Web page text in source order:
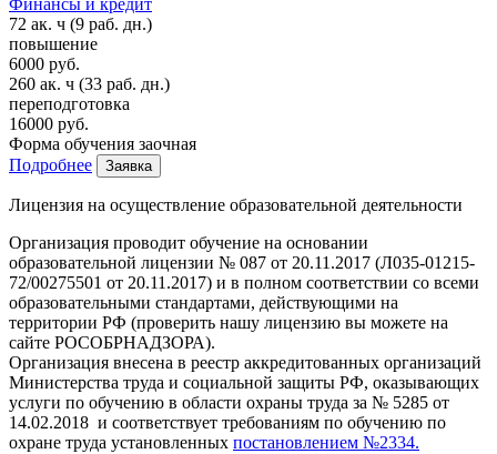
Финансы и кредит
72 ак. ч (9 раб. дн.)
повышение
6000 руб.
260 ак. ч (33 раб. дн.)
переподготовка
16000 руб.
Форма обучения заочная
Подробнее
Заявка
Лицензия на осуществление образовательной деятельности
Организация проводит обучение на основании
образовательной лицензии № 087 от 20.11.2017 (Л035-01215-
72/00275501 от 20.11.2017) и в полном соответствии со всеми
образовательными стандартами, действующими на
территории РФ (проверить нашу лицензию вы можете на
сайте РОСОБРНАДЗОРА).
Организация внесена в реестр аккредитованных организаций
Министерства труда и социальной защиты РФ, оказывающих
услуги по обучению в области охраны труда за № 5285 от
14.02.2018 и соответствует требованиям по обучению по
охране труда установленных постановлением №2334.